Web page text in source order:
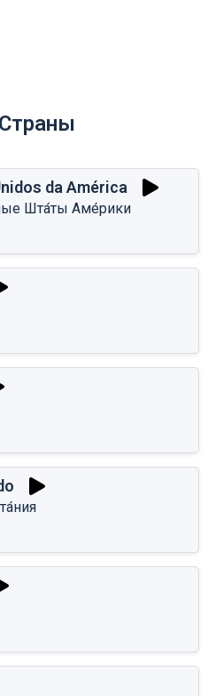
Страны
da América
Шта́ты Аме́рики